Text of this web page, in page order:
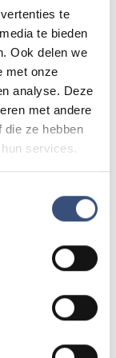
te
te bieden
Ook delen we
met onze
analyse. Deze
met andere
die ze hebben
services.
Kazàn
in